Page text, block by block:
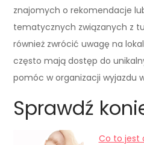
znajomych o rekomendacje
tematycznych związanych z
również zwrócić uwagę na
często mają dostęp do
pomóc w organizacji wyjazdu
Sprawdź
Co to jest